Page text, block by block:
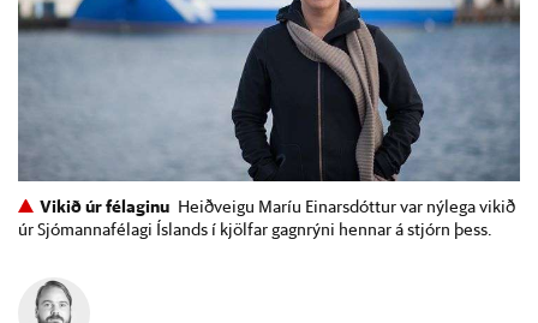
Vikið úr félaginu Heiðveigu Maríu Einarsdóttur var nýlega vikið
úr Sjómannafélagi Íslands í kjölfar gagnrýni hennar á stjórn þess.